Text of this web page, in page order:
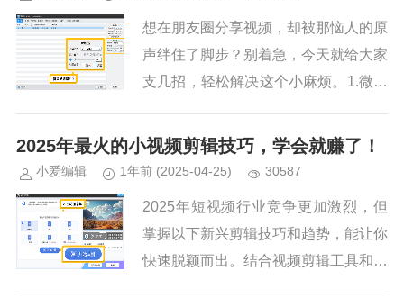
想在朋友圈分享视频，却被那恼人的原
声绊住了脚步？别着急，今天就给大家
支几招，轻松解决这个小麻烦。1.微信
友圈时选择视频...
2025年最火的小视频剪辑技巧，学会就赚了！
小爱编辑 1年前 (2025-04-25) 30587
2025年短视频行业竞争更加激烈，但
掌握以下新兴剪辑技巧和趋势，能让你
快速脱颖而出。结合视频剪辑工具和创